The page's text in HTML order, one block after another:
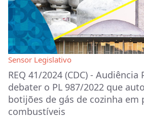
Sensor Legislativo
REQ 41/2024 (CDC) - Audiência
debater o PL 987/2022 que
botijões de gás de cozinha em
combustíveis